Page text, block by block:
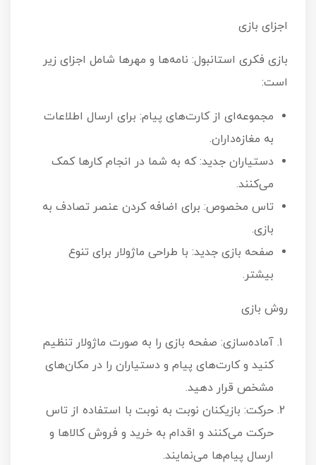
اجزای بازی
بازی فکری استانبول: نامه‌ها و مهرها شامل اجزای زیر
است:
مجموعه‌ای از کارت‌های پیام: برای ارسال اطلاعات
به مغازه‌داران.
دستیاران جدید: که به شما در انجام کارها کمک
می‌کنند.
تاس مخصوص: برای اضافه کردن عنصر تصادف به
بازی.
صفحه بازی جدید: با طراحی ماژولار برای تنوع
بیشتر.
روش بازی
آماده‌سازی: صفحه بازی را به صورت ماژولار تنظیم
کنید و کارت‌های پیام و دستیاران را در مکان‌های
مشخص قرار دهید.
حرکت: بازیکنان نوبت به نوبت با استفاده از تاس
حرکت می‌کنند و اقدام به خرید و فروش کالاها و
ارسال پیام‌ها می‌نمایند.